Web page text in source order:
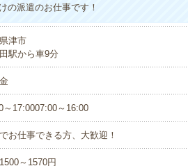
の派遣のお仕事です！
津市
駅から車9分
～17:0007:00～16:00
お仕事できる方、大歓迎！
～1570円